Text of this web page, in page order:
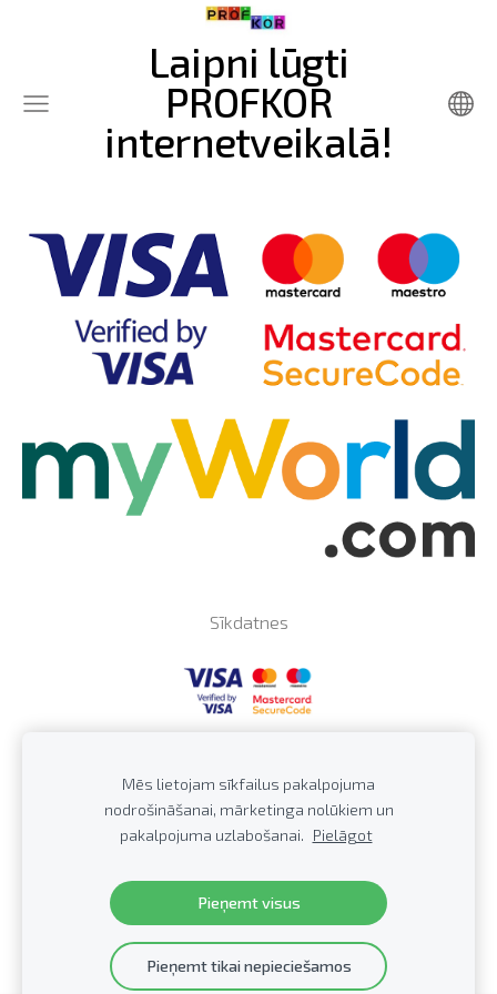
Laipni lūgti
PROFKOR
internetveikalā!
Sīkdatnes
Jūrmala, LV-2016, Latvija Tālrunis: +37120279922,
pasts: info@profkor.lv
Distances līgums
© 2008-2025 PROFKOR.Visas tiesības aizsargātas.
Mēs lietojam sīkfailus pakalpojuma
nodrošināšanai, mārketinga nolūkiem un
pakalpojuma uzlabošanai. Pielāgot
Pieņemt visus
Pieņemt tikai nepieciešamos